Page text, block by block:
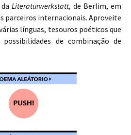
Literaturwerkstatt, de Berlim, em
parceiros internacionais. Aproveite
línguas, tesouros poéticos que
de combinação de